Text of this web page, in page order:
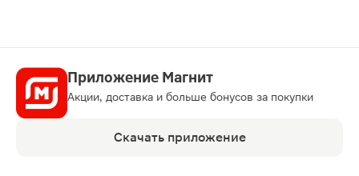
Приложение Магнит
Акции, доставка и больше бонусов за покупки
Скачать приложение